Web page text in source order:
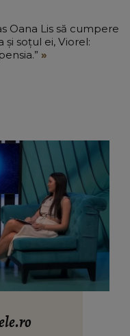
Oana Lis să cumpere
soțul ei, Viorel: